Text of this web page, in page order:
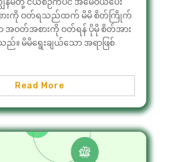
ားကို ဝတ်ရသည်ထက် မိမိ စိတ်ကြိုက်
အဝတ်အစားကို ဝတ်ရန် ပိုမို စိတ်အား
။ မိမိရွေးချယ်သော အရာဖြစ်
Read More